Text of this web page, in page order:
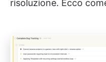
risoluzione. Ecco